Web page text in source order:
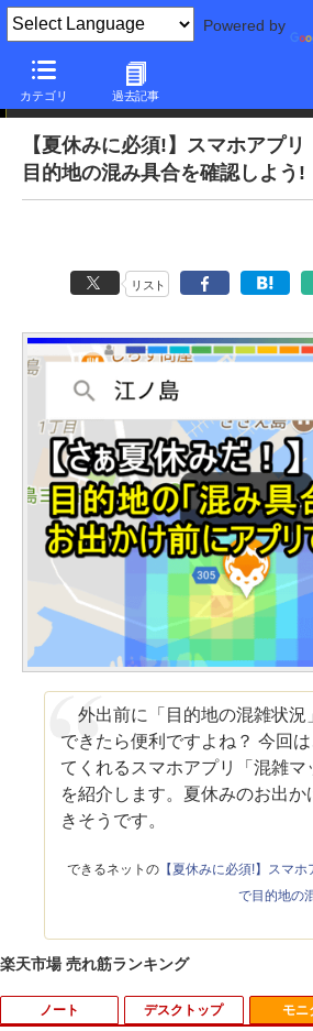
Powered by
カテゴリ 過去記事
本日のできるネット
【夏休みに必須!】スマホアプ
目的地の混み具合を確認しよう!
リスト
外出前に「目的地の混雑状況
できたら便利ですよね？ 今回
てくれるスマホアプリ「混雑マ
を紹介します。夏休みのお出か
きそうです。
できるネットの【夏休みに必須!】スマホ
で目的地の
楽天市場 売れ筋ランキング
ノート デスクトップ モニ